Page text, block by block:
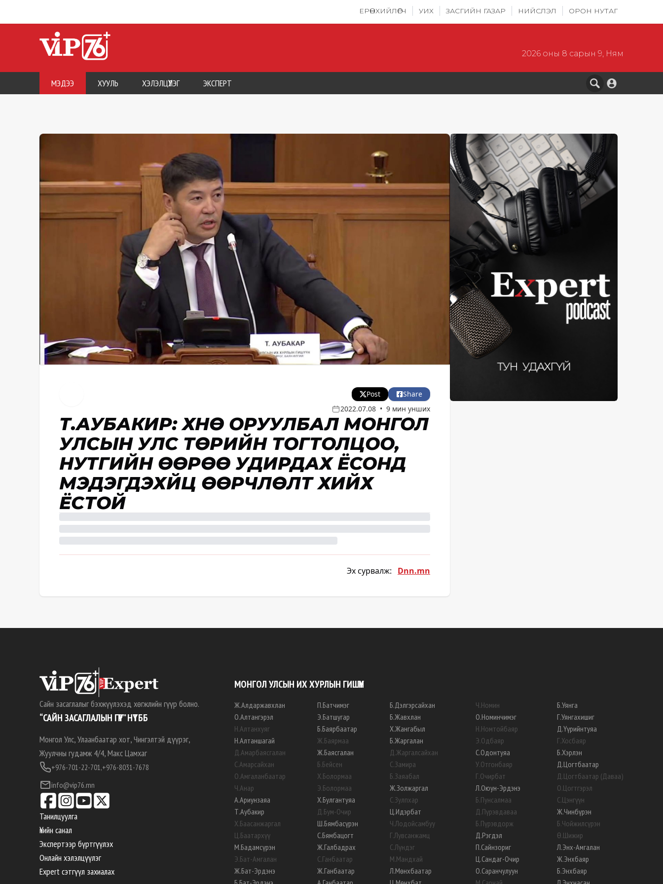
ЕРӨНХИЙЛӨГЧ УИХ ЗАСГИЙН ГАЗАР НИЙСЛЭЛ ОРОН НУТАГ
2026 оны 8 сарын 9, Ням
МЭДЭЭ ХУУЛЬ ХЭЛЭЛЦҮҮЛЭГ ЭКСПЕРТ
Post
Share
2022.07.08 • 9 мин унших
Т.АУБАКИР: ҮХНӨ ОРУУЛБАЛ МОНГОЛ
УЛСЫН УЛС ТӨРИЙН ТОГТОЛЦОО,
НУТГИЙН ӨӨРӨӨ УДИРДАХ ЁСОНД
МЭДЭГДЭХҮЙЦ ӨӨРЧЛӨЛТ ХИЙХ
ЁСТОЙ
Эх сурвалж: Dnn.mn
Сайн засаглалыг бэхжүүлэхэд хөгжлийн гүүр болно.
“САЙН ЗАСАГЛАЛЫН ГҮҮР” НҮТББ
Монгол Улс, Улаанбаатар хот, Чингэлтэй дүүрэг,
Жуулчны гудамж 4/4, Макс Цамхаг
+976-701-22-701,+976-8031-7678
info@vip76.mn
Танилцуулга
Үнийн санал
Экспертээр бүртгүүлэх
Онлайн хэлэлцүүлэг
Expert сэтгүүл захиалах
МОНГОЛ УЛСЫН ИХ ХУРЛЫН ГИШҮҮН
Ж.Алдаржавхлан
О.Алтангэрэл
Н.Алтанхуяг
Н.Алтаншагай
Д.Амарбаясгалан
С.Амарсайхан
О.Амгаланбаатар
Ч.Анар
А.Ариунзаяа
Т.Аубакир
Х.Баасанжаргал
Ц.Баатархүү
М.Бадамсүрэн
Э.Бат-Амгалан
Ж.Бат-Эрдэнэ
П.Батчимэг
Э.Батшугар
Б.Баярбаатар
Ж.Баярмаа
Ж.Баясгалан
Б.Бейсен
Х.Болормаа
Э.Болормаа
Х.Булгантуяа
Д.Бум-Очир
Ш.Бямбасүрэн
С.Бямбацогт
Ж.Галбадрах
С.Ганбаатар
Ж.Ганбаатар
Б.Дэлгэрсайхан
Б.Жавхлан
Х.Жангабыл
Б.Жаргалан
Д.Жаргалсайхан
С.Замира
Б.Заяабал
Ж.Золжаргал
С.Зулпхар
Ц.Идэрбат
Ч.Лодойсамбуу
Г.Лувсанжамц
С.Лүндэг
М.Мандхай
Л.Мөнхбаатар
Ч.Номин
О.Номинчимэг
Н.Номтойбаяр
Э.Одбаяр
С.Одонтуяа
У.Отгонбаяр
Г.Очирбат
Л.Оюун-Эрдэнэ
Б.Пунсалмаа
Д.Пүрэвдаваа
Б.Пүрэвдорж
Д.Рэгдэл
П.Сайнзориг
Ц.Сандаг-Очир
О.Саранчулуун
Б.Уянга
Г.Уянгахишиг
Д.Үүрийнтуяа
Г.Хосбаяр
Б.Хэрлэн
Д.Цогтбаатар
Д.Цогтбаатар (Даваа)
О.Цогтгэрэл
С.Цэнгүүн
Ж.Чинбүрэн
Б.Чойжилсүрэн
Ө.Шижир
Л.Энх-Амгалан
Ж.Энхбаяр
Б.Энхбаяр